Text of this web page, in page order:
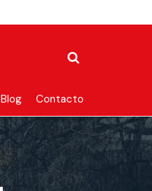
Blog Contacto